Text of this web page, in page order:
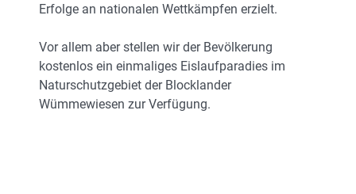
Erfolge an nationalen Wettkämpfen erzielt.
Vor allem aber stellen wir der Bevölkerung
kostenlos ein einmaliges Eislaufparadies im
Naturschutzgebiet der Blocklander
Wümmewiesen zur Verfügung.